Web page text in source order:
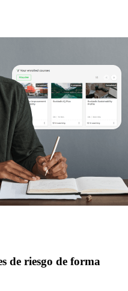
de riesgo de forma